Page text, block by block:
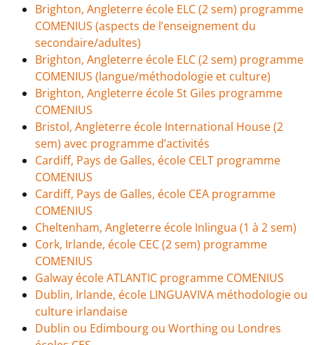
Brighton, Angleterre école ELC (2 sem) programme
COMENIUS (aspects de l’enseignement du
secondaire/adultes)
Brighton, Angleterre école ELC (2 sem) programme
COMENIUS (langue/méthodologie et culture)
Brighton, Angleterre école St Giles programme
COMENIUS
Bristol, Angleterre école International House (2
sem) avec programme d’activités
Cardiff, Pays de Galles, école CELT programme
COMENIUS
Cardiff, Pays de Galles, école CEA programme
COMENIUS
Cheltenham, Angleterre école Inlingua (1 à 2 sem)
Cork, Irlande, école CEC (2 sem) programme
COMENIUS
Galway école ATLANTIC programme COMENIUS
Dublin, Irlande, école LINGUAVIVA méthodologie ou
culture irlandaise
Dublin ou Edimbourg ou Worthing ou Londres